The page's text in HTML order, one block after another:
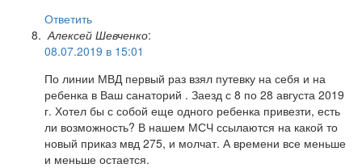
Ответить
Алексей Шевченко:
08.07.2019 в 15:01
По линии МВД первый раз взял путевку на себя и на
ребенка в Ваш санаторий . Заезд с 8 по 28 августа 2019
г. Хотел бы с собой еще одного ребенка привезти, есть
ли возможность? В нашем МСЧ ссылаются на какой то
новый приказ мвд 275, и молчат. А времени все меньше
и меньше остается.